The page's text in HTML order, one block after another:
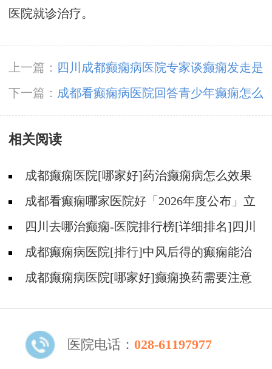
医院就诊治疗。
上一篇：
四川成都癫痫病医院专家谈癫痫发走是
否有规律
下一篇： 成都看癫痫病医院回答青少年癫痫怎么
治比较好
相关阅读
成都癫痫医院[哪家好]药治癫痫病怎么效果
好?成都看癫痫哪家医院好「2026年度公布」立
冬后癫痫病人应多注意什么?
四川去哪治癫痫-医院排行榜[详细排名]四川
哪儿能有效治疗癫痫?
成都癫痫病医院[排行]中风后得的癫痫能治
吗
成都癫痫病医院[哪家好]癫痫换药需要注意
医院电话： 028-61197977